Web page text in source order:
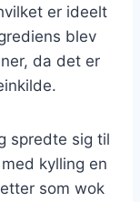
er ideelt
blev
da det er
spredte sig til
kylling en
som wok